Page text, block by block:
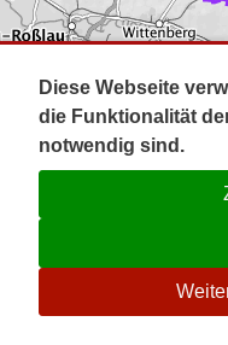
Diese Webseite
die Funktionalität
notwendig sind.